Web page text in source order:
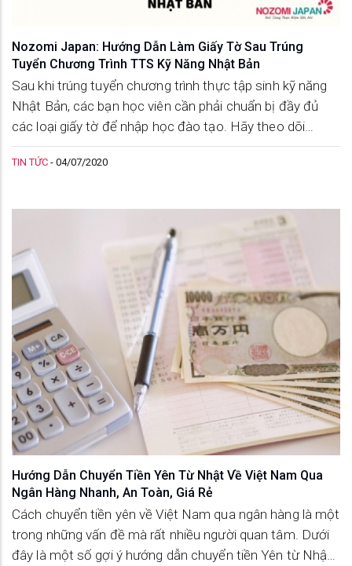
Nozomi Japan: Hướng Dẫn Làm Giấy Tờ Sau Trúng
Tuyển Chương Trình TTS Kỹ Năng Nhật Bản
Sau khi trúng tuyển chương trình thực tập sinh kỹ năng
Nhật Bản, các bạn học viên cần phải chuẩn bị đầy đủ
các loại giấy tờ để nhập học đào tạo. Hãy theo dõi
những thông tin hướng dẫn dưới đây để có sự chuẩn bị
kỹ càng nhất.
TIN TỨC - 04/07/2020
Hướng Dẫn Chuyển Tiền Yên Từ Nhật Về Việt Nam Qua
Ngân Hàng Nhanh, An Toàn, Giá Rẻ
Cách chuyển tiền yên về Việt Nam qua ngân hàng là một
trong những vấn đề mà rất nhiều người quan tâm. Dưới
đây là một số gợi ý hướng dẫn chuyển tiền Yên từ Nhật